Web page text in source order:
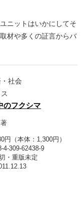
ニットはいかにしてそ
材や多くの証言からバ
社会
のフクシマ
著
円（本体：1,300円）
4-309-62438-9
・重版未定